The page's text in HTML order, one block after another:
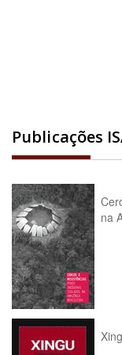
Publicações
na